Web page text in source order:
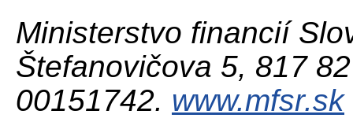
Ministerstvo financií
Štefanovičova 5, 817
00151742. www.mfsr.sk